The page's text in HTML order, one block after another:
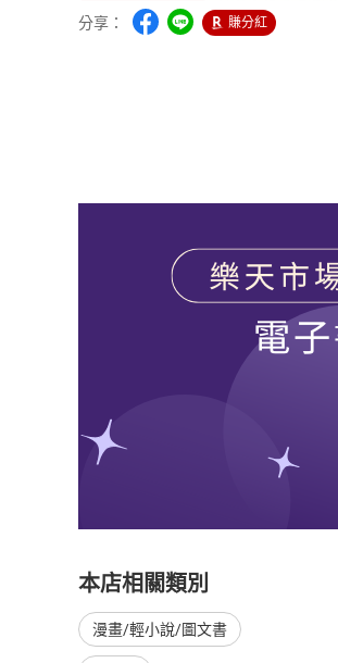
分享： 賺分紅
本店相關類別
漫畫/輕小說/圖文書